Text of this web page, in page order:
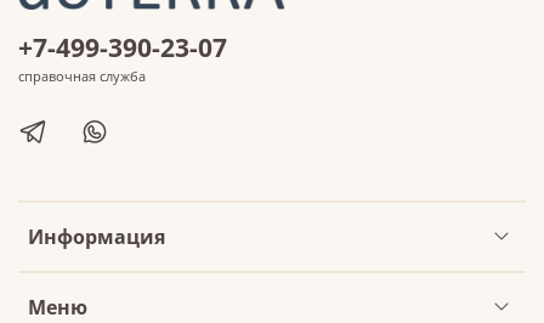
Информация
Меню
+7-499-390-23-07
справочная служба